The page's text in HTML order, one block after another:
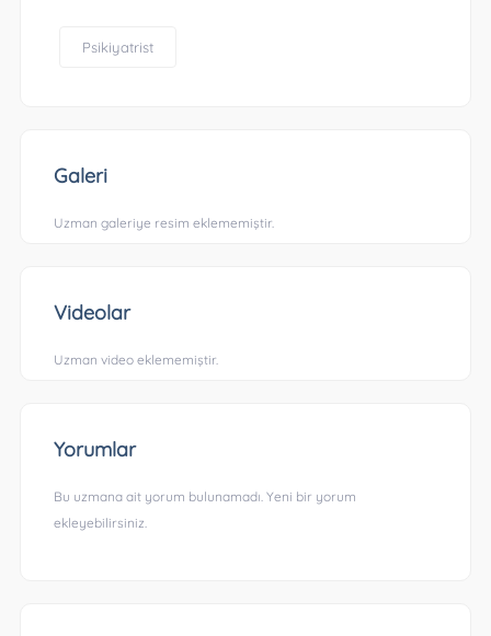
Psikiyatrist
Galeri
Uzman galeriye resim eklememiştir.
Videolar
Uzman video eklememiştir.
Yorumlar
Bu uzmana ait yorum bulunamadı. Yeni bir yorum
ekleyebilirsiniz.